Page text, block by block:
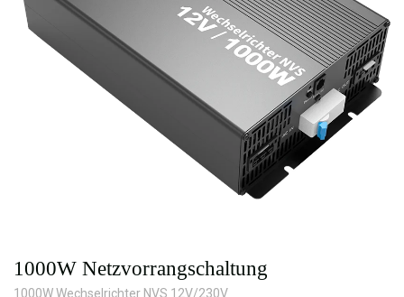
1000W Netzvorrangschaltung
1000W Wechselrichter NVS 12V/230V